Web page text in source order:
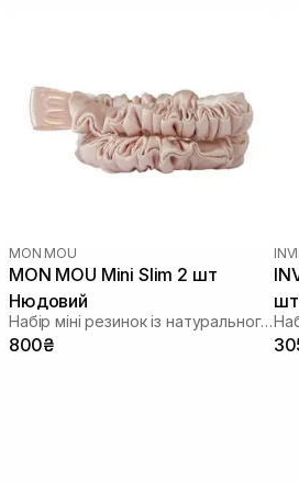
MON MOU
MON MOU Mini Slim 2 шт
Нюдовий
Набір міні резинок із натурального шовку
800₴
шт